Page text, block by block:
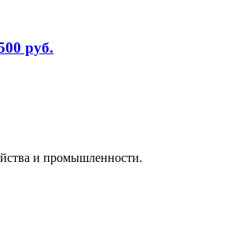
руб.
и промышленности.